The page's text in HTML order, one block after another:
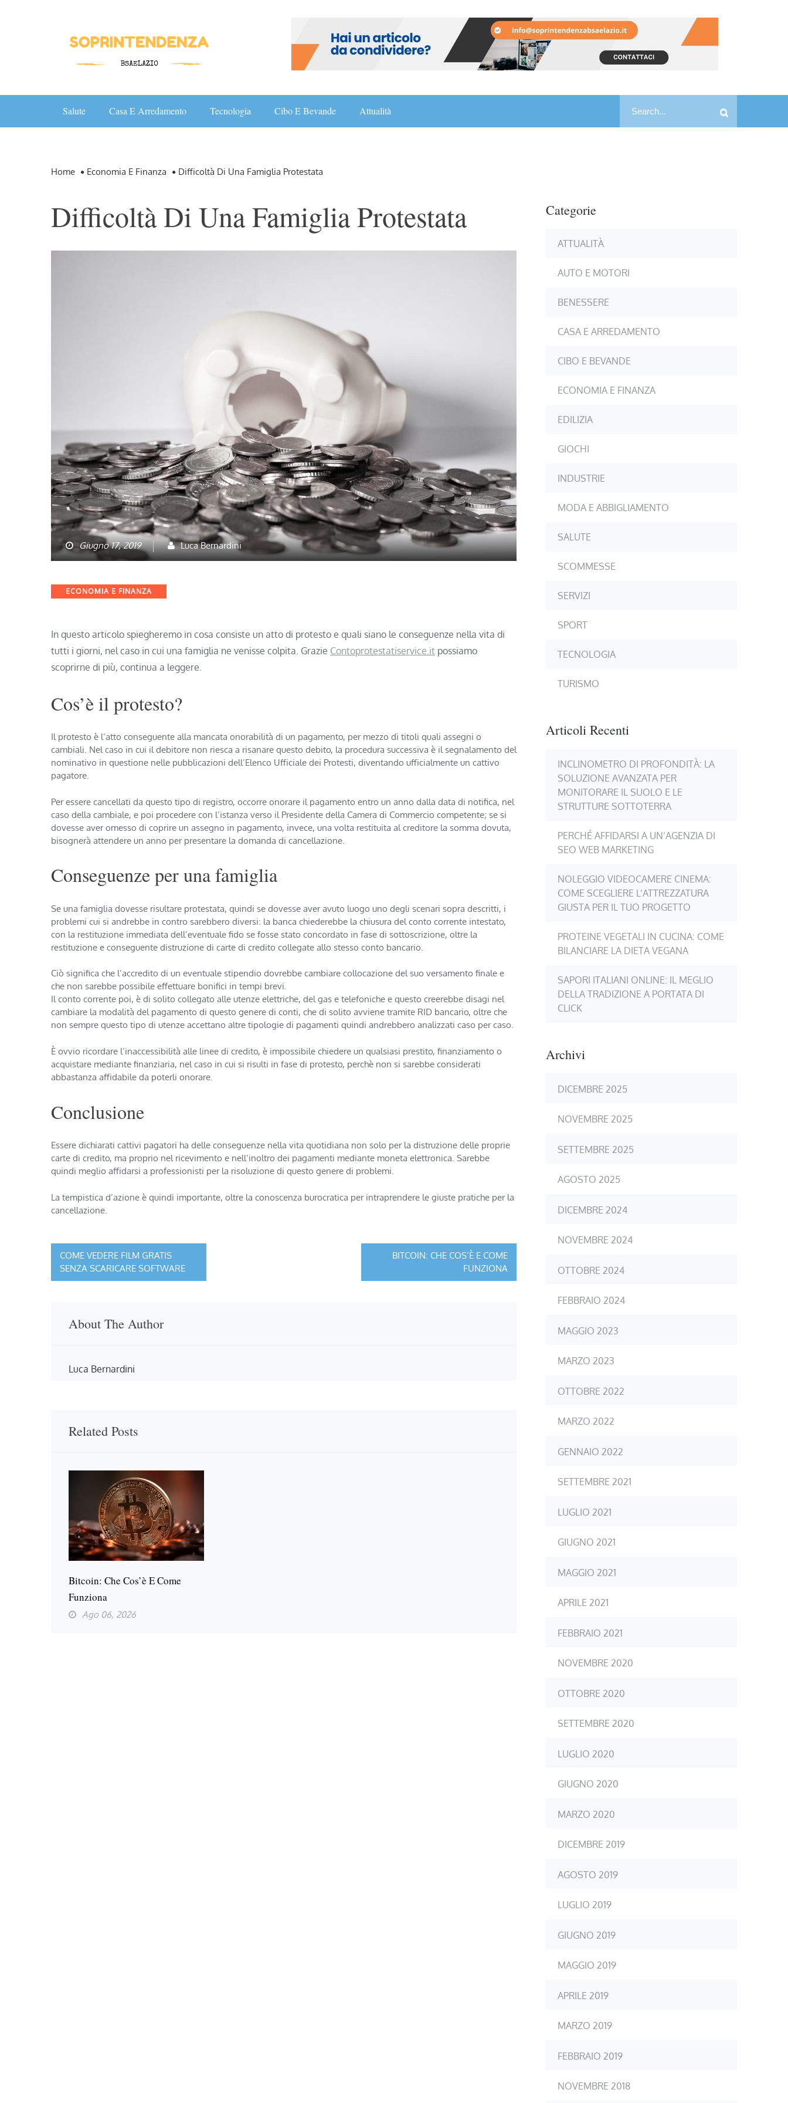
Salute Casa E Arredamento Tecnologia Cibo E Bevande Attualità
for:
Search
Home Economia E Finanza Difficoltà Di Una Famiglia Protestata
Difficoltà Di Una Famiglia Protestata
Giugno 17, 2019 Luca Bernardini
Categories
ECONOMIA E FINANZA
In questo articolo spiegheremo in cosa consiste un atto di protesto e quali siano le conseguenze nella vita di
tutti i giorni, nel caso in cui una famiglia ne venisse colpita. Grazie Contoprotestatiservice.it possiamo
scoprirne di più, continua a leggere.
Cos’è il protesto?
Il protesto è l’atto conseguente alla mancata onorabilità di un pagamento, per mezzo di titoli quali assegni o
cambiali. Nel caso in cui il debitore non riesca a risanare questo debito, la procedura successiva è il segnalamento del
nominativo in questione nelle pubblicazioni dell’Elenco Ufficiale dei Protesti, diventando ufficialmente un cattivo
pagatore.
Per essere cancellati da questo tipo di registro, occorre onorare il pagamento entro un anno dalla data di notifica, nel
caso della cambiale, e poi procedere con l’istanza verso il Presidente della Camera di Commercio competente; se si
dovesse aver omesso di coprire un assegno in pagamento, invece, una volta restituita al creditore la somma dovuta,
bisognerà attendere un anno per presentare la domanda di cancellazione.
Conseguenze per una famiglia
Se una famiglia dovesse risultare protestata, quindi se dovesse aver avuto luogo uno degli scenari sopra descritti, i
problemi cui si andrebbe in contro sarebbero diversi: la banca chiederebbe la chiusura del conto corrente intestato,
con la restituzione immediata dell’eventuale fido se fosse stato concordato in fase di sottoscrizione, oltre la
restituzione e conseguente distruzione di carte di credito collegate allo stesso conto bancario.
Ciò significa che l’accredito di un eventuale stipendio dovrebbe cambiare collocazione del suo versamento finale e
che non sarebbe possibile effettuare bonifici in tempi brevi.
Il conto corrente poi, è di solito collegato alle utenze elettriche, del gas e telefoniche e questo creerebbe disagi nel
cambiare la modalità del pagamento di questo genere di conti, che di solito avviene tramite RID bancario, oltre che
non sempre questo tipo di utenze accettano altre tipologie di pagamenti quindi andrebbero analizzati caso per caso.
È ovvio ricordare l’inaccessibilità alle linee di credito, è impossibile chiedere un qualsiasi prestito, finanziamento o
acquistare mediante finanziaria, nel caso in cui si risulti in fase di protesto, perchè non si sarebbe considerati
abbastanza affidabile da poterli onorare.
Conclusione
Essere dichiarati cattivi pagatori ha delle conseguenze nella vita quotidiana non solo per la distruzione delle proprie
carte di credito, ma proprio nel ricevimento e nell’inoltro dei pagamenti mediante moneta elettronica. Sarebbe
quindi meglio affidarsi a professionisti per la risoluzione di questo genere di problemi.
La tempistica d’azione è quindi importante, oltre la conoscenza burocratica per intraprendere le giuste pratiche per la
cancellazione.
Navigazione
articoli
COME VEDERE FILM GRATIS
SENZA SCARICARE SOFTWARE
BITCOIN: CHE COS’È E COME
FUNZIONA
About The Author
Luca Bernardini
Related Posts
Bitcoin: Che Cos’è E Come
Funziona
Ago 06, 2026
Categorie
ATTUALITÀ
AUTO E MOTORI
BENESSERE
CASA E ARREDAMENTO
CIBO E BEVANDE
ECONOMIA E FINANZA
EDILIZIA
GIOCHI
INDUSTRIE
MODA E ABBIGLIAMENTO
SALUTE
SCOMMESSE
SERVIZI
SPORT
TECNOLOGIA
TURISMO
Articoli Recenti
INCLINOMETRO DI PROFONDITÀ: LA
SOLUZIONE AVANZATA PER
MONITORARE IL SUOLO E LE
STRUTTURE SOTTOTERRA
PERCHÉ AFFIDARSI A UN’AGENZIA DI
SEO WEB MARKETING
NOLEGGIO VIDEOCAMERE CINEMA:
COME SCEGLIERE L’ATTREZZATURA
GIUSTA PER IL TUO PROGETTO
PROTEINE VEGETALI IN CUCINA: COME
BILANCIARE LA DIETA VEGANA
SAPORI ITALIANI ONLINE: IL MEGLIO
DELLA TRADIZIONE A PORTATA DI
CLICK
Archivi
DICEMBRE 2025
NOVEMBRE 2025
SETTEMBRE 2025
AGOSTO 2025
DICEMBRE 2024
NOVEMBRE 2024
OTTOBRE 2024
FEBBRAIO 2024
MAGGIO 2023
MARZO 2023
OTTOBRE 2022
MARZO 2022
GENNAIO 2022
SETTEMBRE 2021
LUGLIO 2021
GIUGNO 2021
MAGGIO 2021
APRILE 2021
FEBBRAIO 2021
NOVEMBRE 2020
OTTOBRE 2020
SETTEMBRE 2020
LUGLIO 2020
GIUGNO 2020
MARZO 2020
DICEMBRE 2019
AGOSTO 2019
LUGLIO 2019
GIUGNO 2019
MAGGIO 2019
APRILE 2019
MARZO 2019
FEBBRAIO 2019
NOVEMBRE 2018